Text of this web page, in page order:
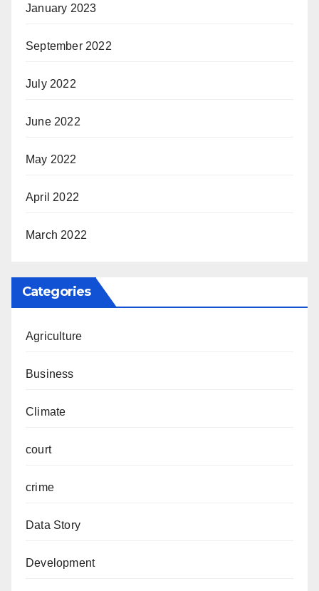
January 2023
September 2022
July 2022
June 2022
May 2022
April 2022
March 2022
Categories
Agriculture
Business
Climate
court
crime
Data Story
Development